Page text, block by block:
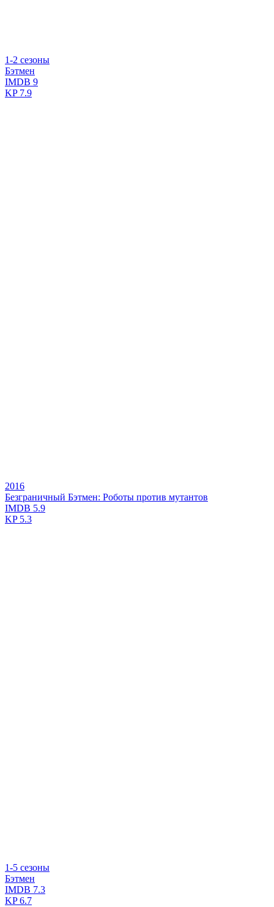
1-2 сезоны
Бэтмен
IMDB 9
KP7.9
2016
Безграничный Бэтмен: Роботы против мутантов
IMDB 5.9
KP5.3
1-5 сезоны
Бэтмен
IMDB 7.3
KP6.7